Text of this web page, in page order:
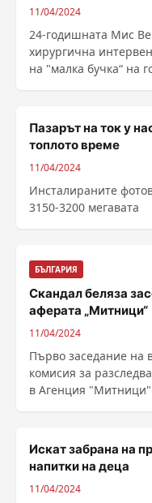
11/04/2024
24-годишната Мис
хирургична
Пазарът на ток у
топлото време
11/04/2024
Инсталираните
3150-3200 мегавата
БЪЛГАРИЯ
Скандал беляза
аферата „Митници“
11/04/2024
Първо заседание на
комисия за
в Агенция
Искат забрана на
напитки на деца
11/04/2024